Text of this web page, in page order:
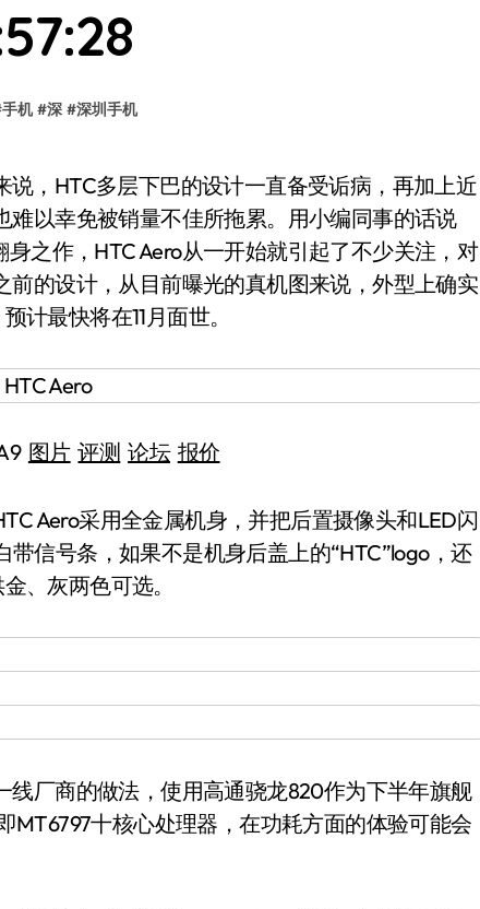
手机 #深 #深圳手机
以幸免被销量不佳所拖累。用小编同事的话说
之作，HTC Aero从一开始就引起了不少关注，对
的设计，从目前曝光的真机图来说，外型上确实
计最快将在11月面世。
图片 评测 论坛 报价
Aero采用全金属机身，并把后置摄像头和LED闪
信号条，如果不是机身后盖上的“HTC”logo，还
、灰两色可选。
厂商的做法，使用高通骁龙820作为下半年旗舰
MT6797十核心处理器，在功耗方面的体验可能会